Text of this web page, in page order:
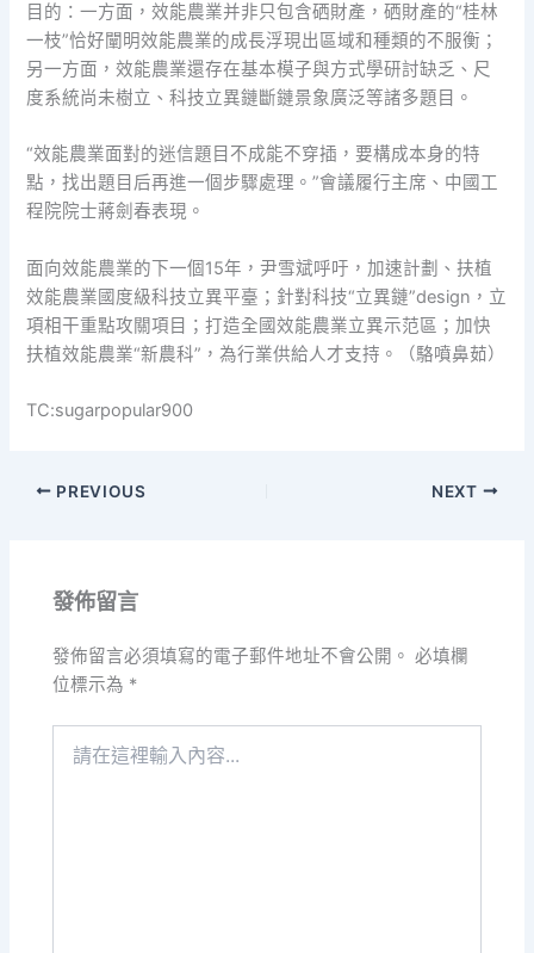
目的：一方面，效能農業并非只包含硒財產，硒財產的“桂林
一枝”恰好闡明效能農業的成長浮現出區域和種類的不服衡；
另一方面，效能農業還存在基本模子與方式學研討缺乏、尺
度系統尚未樹立、科技立異鏈斷鏈景象廣泛等諸多題目。
“效能農業面對的迷信題目不成能不穿插，要構成本身的特
點，找出題目后再進一個步驟處理。”會議履行主席、中國工
程院院士蔣劍春表現。
面向效能農業的下一個15年，尹雪斌呼吁，加速計劃、扶植
效能農業國度級科技立異平臺；針對科技“立異鏈”design，立
項相干重點攻關項目；打造全國效能農業立異示范區；加快
扶植效能農業“新農科”，為行業供給人才支持。（駱噴鼻茹）
TC:sugarpopular900
PREVIOUS NEXT
發佈留言
發佈留言必須填寫的電子郵件地址不會公開。 必填欄
位標示為 *